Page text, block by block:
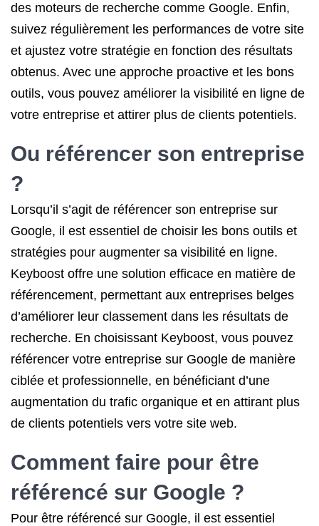
des moteurs de recherche comme Google. Enfin,
suivez régulièrement les performances de votre site
et ajustez votre stratégie en fonction des résultats
obtenus. Avec une approche proactive et les bons
outils, vous pouvez améliorer la visibilité en ligne de
votre entreprise et attirer plus de clients potentiels.
Ou référencer son entreprise
?
Lorsqu’il s’agit de référencer son entreprise sur
Google, il est essentiel de choisir les bons outils et
stratégies pour augmenter sa visibilité en ligne.
Keyboost offre une solution efficace en matière de
référencement, permettant aux entreprises belges
d’améliorer leur classement dans les résultats de
recherche. En choisissant Keyboost, vous pouvez
référencer votre entreprise sur Google de manière
ciblée et professionnelle, en bénéficiant d’une
augmentation du trafic organique et en attirant plus
de clients potentiels vers votre site web.
Comment faire pour être
référencé sur Google ?
Pour être référencé sur Google, il est essentiel